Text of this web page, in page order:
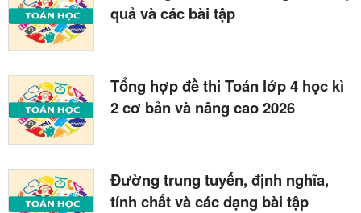
quả và các bài tập
Tổng hợp đề thi Toán lớp 4 học kì
2 cơ bản và nâng cao 2026
Đường trung tuyến, định nghĩa,
tính chất và các dạng bài tập